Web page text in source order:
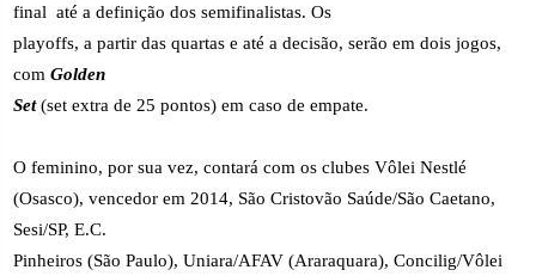
final até a definição dos semifinalistas. Os
playoffs, a partir das quartas e até a decisão, serão em dois jogos,
comGolden
Set(set extra de 25 pontos) em caso de empate.
O feminino, por sua vez, contará com os clubes Vôlei Nestlé
(Osasco), vencedor em 2014, São Cristovão Saúde/São Caetano,
Sesi/SP, E.C.
Pinheiros (São Paulo), Uniara/AFAV (Araraquara), Concilig/Vôlei